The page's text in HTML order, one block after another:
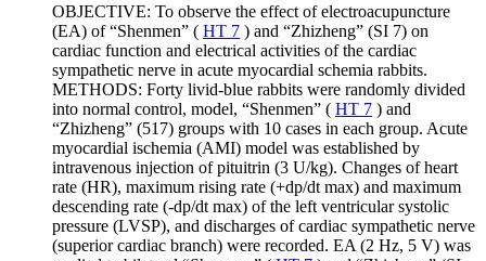
OBJECTIVE: To observe the effect of electroacupuncture
(EA) of “Shenmen” ( HT 7 ) and “Zhizheng” (SI 7) on
cardiac function and electrical activities of the cardiac
sympathetic nerve in acute myocardial schemia rabbits.
METHODS: Forty livid-blue rabbits were randomly divided
into normal control, model, “Shenmen” ( HT 7 ) and
“Zhizheng” (517) groups with 10 cases in each group. Acute
myocardial ischemia (AMI) model was established by
intravenous injection of pituitrin (3 U/kg). Changes of heart
rate (HR), maximum rising rate (+dp/dt max) and maximum
descending rate (-dp/dt max) of the left ventricular systolic
pressure (LVSP), and discharges of cardiac sympathetic nerve
(superior cardiac branch) were recorded. EA (2 Hz, 5 V) was